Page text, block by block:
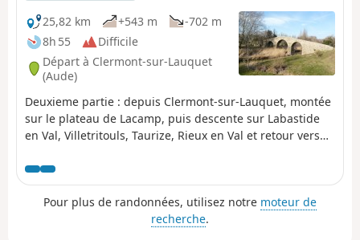
25,82 km
+543 m
-702 m
8h 55
Difficile
Départ à Clermont-sur-Lauquet
(Aude)
Deuxieme partie : depuis Clermont-sur-Lauquet, montée
sur le plateau de Lacamp, puis descente sur Labastide
en Val, Villetritouls, Taurize, Rieux en Val et retour vers
Pour plus de randonnées, utilisez notre moteur de
recherche.